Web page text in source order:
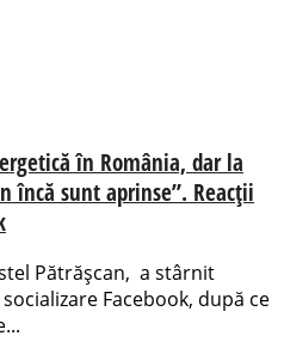
în România, dar la
încă sunt aprinse”. Reacții
Pătrășcan, a stârnit
Facebook, după ce